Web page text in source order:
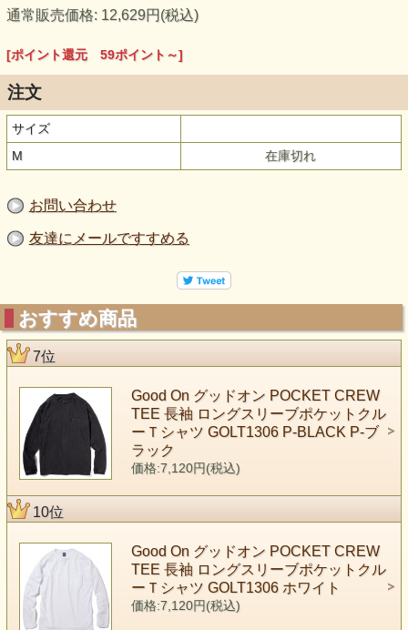
通常販売価格: 12,629円(税込)
[ポイント還元 59ポイント～]
注文
サイズ
M
在庫切れ
お問い合わせ
友達にメールですすめる
おすすめ商品
7位
Good On グッドオン POCKET CREW
TEE 長袖 ロングスリーブポケットクル
ーＴシャツ GOLT1306 P-BLACK P-ブ
ラック
価格:7,120円(税込)
10位
Good On グッドオン POCKET CREW
TEE 長袖 ロングスリーブポケットクル
ーＴシャツ GOLT1306 ホワイト
価格:7,120円(税込)